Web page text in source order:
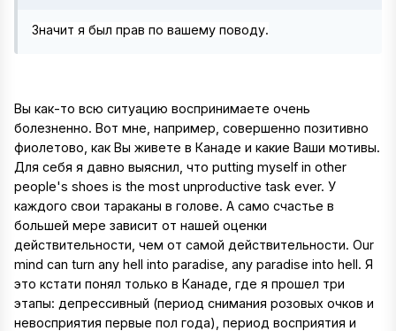
Значит я был прав по вашему поводу.
Вы как-то всю ситуацию воспринимаете очень
болезненно. Вот мне, например, совершенно позитивно
фиолетово, как Вы живете в Канаде и какие Ваши мотивы.
Для себя я давно выяснил, что putting myself in other
people's shoes is the most unproductive task ever. У
каждого свои тараканы в голове. А само счастье в
большей мере зависит от нашей оценки
действительности, чем от самой действительности. Our
mind can turn any hell into paradise, any paradise into hell. Я
это кстати понял только в Канаде, где я прошел три
этапы: депрессивный (период снимания розовых очков и
невосприятия первые пол года), период восприятия и